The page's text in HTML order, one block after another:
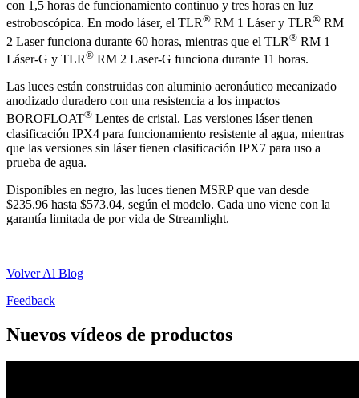
con 1,5 horas de funcionamiento continuo y tres horas en luz
estroboscópica. En modo láser, el TLR® RM 1 Láser y TLR® RM
2 Laser funciona durante 60 horas, mientras que el TLR® RM 1
Láser-G y TLR® RM 2 Laser-G funciona durante 11 horas.
Las luces están construidas con aluminio aeronáutico mecanizado
anodizado duradero con una resistencia a los impactos
BOROFLOAT® Lentes de cristal. Las versiones láser tienen
clasificación IPX4 para funcionamiento resistente al agua, mientras
que las versiones sin láser tienen clasificación IPX7 para uso a
prueba de agua.
Disponibles en negro, las luces tienen MSRP que van desde
$235.96 hasta $573.04, según el modelo. Cada uno viene con la
garantía limitada de por vida de Streamlight.
Volver Al Blog
Feedback
Nuevos vídeos de productos